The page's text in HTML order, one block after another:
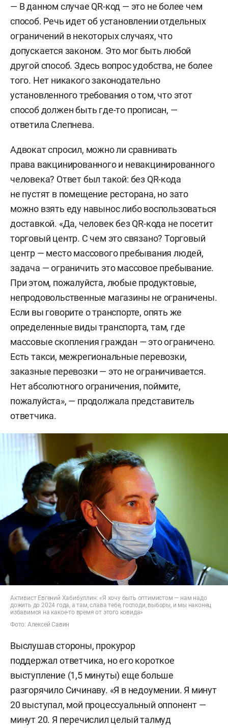
— В данном случае QR-код — это не более чем
способ. Речь идет об установлении отдельных
ограничений в некоторых случаях, что
допускается законом. Это мог быть любой
другой способ. Здесь вопрос удобства, не более
того. Нет никакого законодательно
установленного требования о том, что этот
способ должен быть где-то прописан, —
ответила Слепнева.
Адвокат спросил, можно ли сравнивать
права вакцинированного и невакцинированного
человека? Ответ был такой: без QR-кода
не пустят в помещение ресторана, но зато
можно взять еду навынос либо воспользоваться
доставкой. «Да, человек без QR-кода не посетит
торговый центр. С чем это связано? Торговый
центр — место массового пребывания людей,
задача — ограничить это массовое пребывание.
При этом, пожалуйста, любые продуктовые,
непродовольственные магазины не ограничены.
Если вы говорите о транспорте, опять же
определенные виды транспорта, там, где
массовые скопления граждан — это ограничено.
Есть такси, межрегиональные перевозки,
заказные перевозки — это не ограничивается.
Нет абсолютного ограничения, поймите,
пожалуйста», — продолжала представитель
ответчика.
Активист Евгений Хабибуллин: «Я хочу быть оптимистом — нам надо
дожить до 2024 года, а там, слава тебе, господи, выборы, и мы наконец
избавимся на какое-то время от этого ковида»
Фото: Алексей Савин
Выслушав стороны, прокурор
поддержал ответчика, но его короткое
выступление (1,5 минуты) еще больше
разгорячило Сичинаву. «Я в недоумении. Я минут
20 выступал, мой процессуальный оппонент —
минут 20. Я перечислил целый талмуд